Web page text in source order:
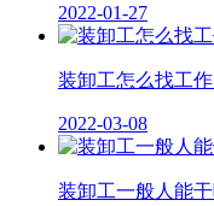
2022-01-27
装卸工怎么找工
2022-03-08
装卸工一般人能